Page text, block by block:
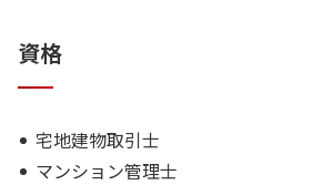
・ 準抗告・保釈請求による身体開放
下に対する準抗告も獲得。不起訴獲得
資格
宅地建物取引士
マンション管理士